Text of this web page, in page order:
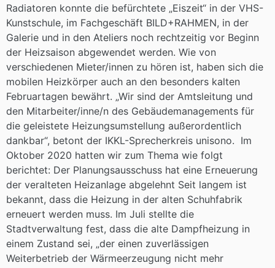
Radiatoren konnte die befürchtete „Eiszeit“ in der VHS-
Kunstschule, im Fachgeschäft BILD+RAHMEN, in der
Galerie und in den Ateliers noch rechtzeitig vor Beginn
der Heizsaison abgewendet werden. Wie von
verschiedenen Mieter/innen zu hören ist, haben sich die
mobilen Heizkörper auch an den besonders kalten
Februartagen bewährt. „Wir sind der Amtsleitung und
den Mitarbeiter/inne/n des Gebäudemanagements für
die geleistete Heizungsumstellung außerordentlich
dankbar“, betont der IKKL-Sprecherkreis unisono. Im
Oktober 2020 hatten wir zum Thema wie folgt
berichtet: Der Planungsausschuss hat eine Erneuerung
der veralteten Heizanlage abgelehnt Seit langem ist
bekannt, dass die Heizung in der alten Schuhfabrik
erneuert werden muss. Im Juli stellte die
Stadtverwaltung fest, dass die alte Dampfheizung in
einem Zustand sei, „der einen zuverlässigen
Weiterbetrieb der Wärmeerzeugung nicht mehr